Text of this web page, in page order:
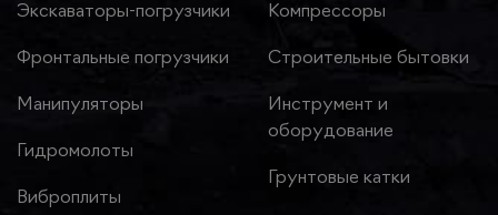
Экскаваторы-погрузчики
Фронтальные погрузчики
Манипуляторы
Гидромолоты
Виброплиты
Компрессоры
Строительные бытовки
Инструмент и
оборудование
Грунтовые катки